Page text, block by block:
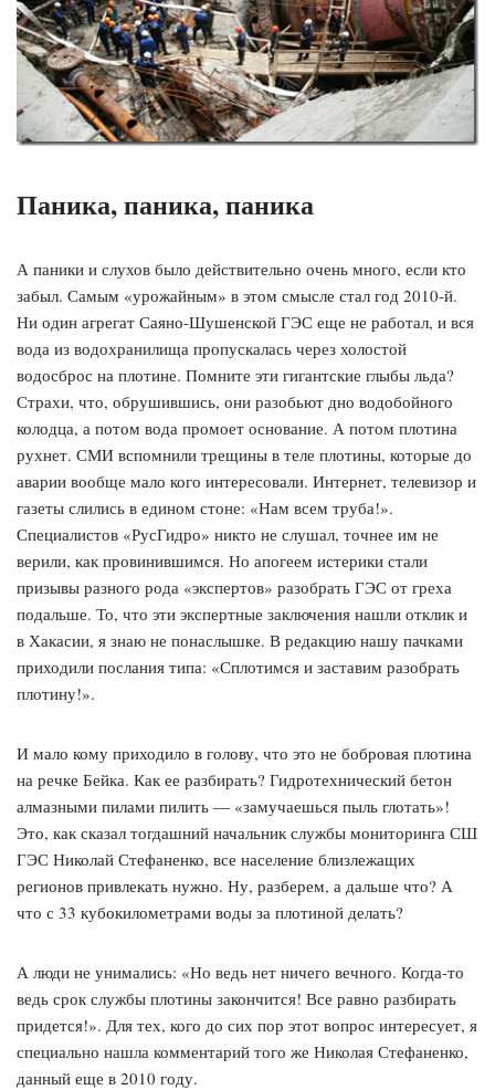
Паника, паника, паника
А паники и слухов было действительно очень много, если кто
забыл. Самым «урожайным» в этом смысле стал год 2010-й.
Ни один агрегат Саяно-Шушенской ГЭС еще не работал, и вся
вода из водохранилища пропускалась через холостой
водосброс на плотине. Помните эти гигантские глыбы льда?
Страхи, что, обрушившись, они разобьют дно водобойного
колодца, а потом вода промоет основание. А потом плотина
рухнет. СМИ вспомнили трещины в теле плотины, которые до
аварии вообще мало кого интересовали. Интернет, телевизор и
газеты слились в едином стоне: «Нам всем труба!».
Специалистов «РусГидро» никто не слушал, точнее им не
верили, как провинившимся. Но апогеем истерики стали
призывы разного рода «экспертов» разобрать ГЭС от греха
подальше. То, что эти экспертные заключения нашли отклик и
в Хакасии, я знаю не понаслышке. В редакцию нашу пачками
приходили послания типа: «Сплотимся и заставим разобрать
плотину!».
И мало кому приходило в голову, что это не бобровая плотина
на речке Бейка. Как ее разбирать? Гидротехнический бетон
алмазными пилами пилить — «замучаешься пыль глотать»!
Это, как сказал тогдашний начальник службы мониторинга СШ
ГЭС Николай Стефаненко, все население близлежащих
регионов привлекать нужно. Ну, разберем, а дальше что? А
что с 33 кубокилометрами воды за плотиной делать?
А люди не унимались: «Но ведь нет ничего вечного. Когда-то
ведь срок службы плотины закончится! Все равно разбирать
придется!». Для тех, кого до сих пор этот вопрос интересует, я
специально нашла комментарий того же Николая Стефаненко,
данный еще в 2010 году.